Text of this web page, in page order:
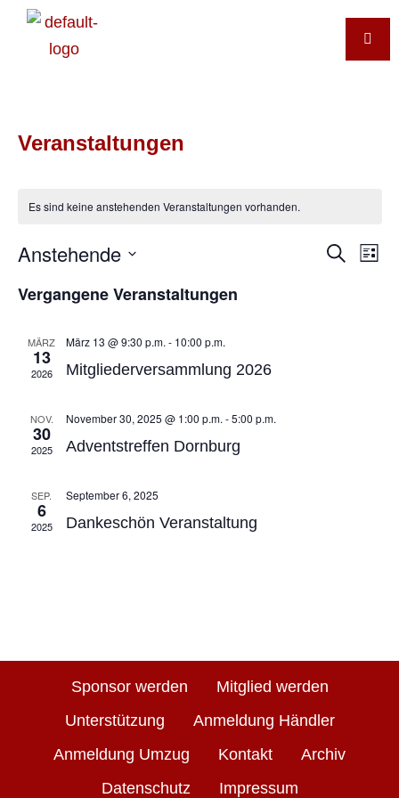
Veranstaltungen
Es sind keine anstehenden Veranstaltungen vorhanden.
Suche
Liste
Anstehende
wählen.
Vergangene Veranstaltungen
MÄRZ
13
2026
März 13 @ 9:30 p.m. - 10:00 p.m.
Mitgliederversammlung 2026
NOV.
30
2025
November 30, 2025 @ 1:00 p.m. -5:00 p.m.
Adventstreffen Dornburg
SEP.
6
2025
September 6, 2025
Dankeschön Veranstaltung
Sponsor werden
Mitglied werden
Unterstützung
Anmeldung Händler
Anmeldung Umzug
Kontakt
Archiv
Datenschutz
Impressum